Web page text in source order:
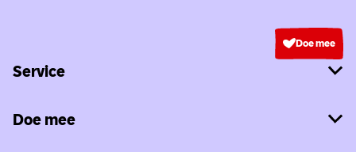
Doe mee
Service
Doe mee